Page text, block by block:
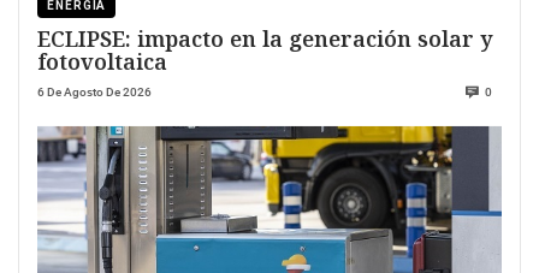
ENERGÍA
ECLIPSE: impacto en la generación solar y
fotovoltaica
6 De Agosto De 2026 0